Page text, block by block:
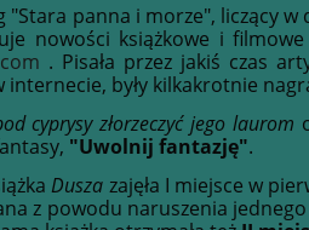
"Stara panna i morze", liczący
nowości książkowe i
. Pisała przez jakiś czas
internecie, były kilkakrotnie
cyprysy złorzeczyć jego laurom
"Uwolnij fantazję".
Dusza zajęła I miejsce w
z powodu naruszenia